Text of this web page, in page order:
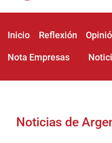
Inicio Reflexión
Nota Empresas
Noticias de